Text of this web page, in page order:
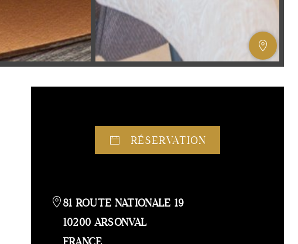
OU
RÉSERVATION
81 ROUTE NATIONALE 19
10200 ARSONVAL
FRANCE